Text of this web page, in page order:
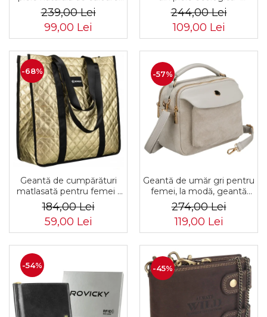
neagră - Rovicky PTR-R-
ST7-01-7571-BLACK
239,00 Lei
99,00 Lei
Rovicky PTR-R-TOR-ALE-
2-3776 SIL
244,00 Lei
109,00 Lei
-68%
Geantă de cumpărături
matlasată pentru femei -
Rovicky PTR-RSPV-001P-
5277 GOLD
184,00 Lei
59,00 Lei
-57%
Geantă de umăr gri pentru
femei, la modă, geantă
mică urbană cu fermoar,
piele ecologică - Peterson
PTR-PTN MX02-P-7700
274,00 Lei
119,00 Lei
-54% -45%